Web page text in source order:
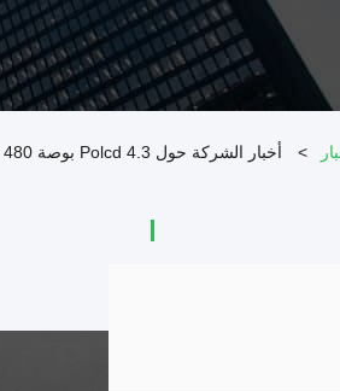
> أخبار الشركة حول Polcd 4.3 بوصة 480 * 800 IPS شاشة TFT